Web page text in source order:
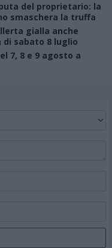
del proprietario: la
smaschera la truffa
gialla anche
di sabato 8 luglio
7, 8 e 9 agosto a